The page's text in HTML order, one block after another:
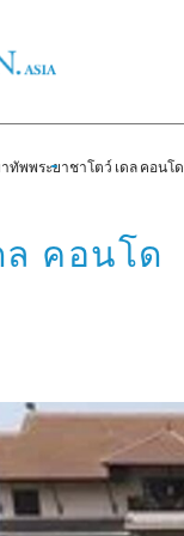
ทัพพระยาชาโตว์ เดล คอนโด
ล คอนโด